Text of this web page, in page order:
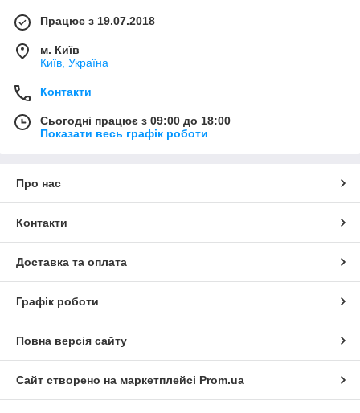
Працює з 19.07.2018
м. Київ
Київ, Україна
Контакти
Сьогодні працює з 09:00 до 18:00
Показати весь графік роботи
Про нас
Контакти
Доставка та оплата
Графік роботи
Повна версія сайту
Сайт створено на маркетплейсі Prom.ua